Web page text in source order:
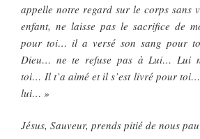
appelle notre regard sur le corps sans
enfant, ne laisse pas le sacrifice de
pour toi… il a versé son sang pour
Dieu… ne te refuse pas à Lui… Lui
toi… Il t’a aimé et il s’est livré pour
lui… »
Jésus, Sauveur, prends pitié de nous